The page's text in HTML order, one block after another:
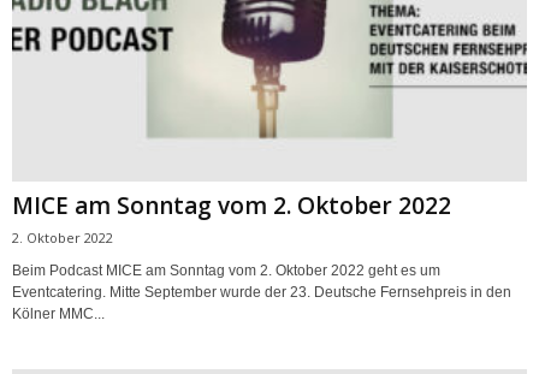
MICE am Sonntag vom 2. Oktober 2022
2. Oktober 2022
Beim Podcast MICE am Sonntag vom 2. Oktober 2022 geht es um
Eventcatering. Mitte September wurde der 23. Deutsche Fernsehpreis in den
Kölner MMC...